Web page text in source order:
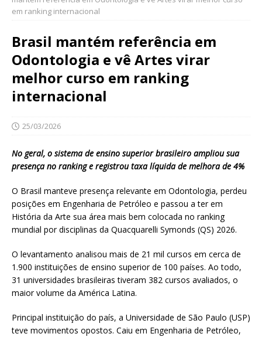
em ranking internacional
Brasil mantém referência em
Odontologia e vê Artes virar
melhor curso em ranking
internacional
25/03/2026
No geral, o sistema de ensino superior brasileiro ampliou sua
presença no ranking e registrou taxa líquida de melhora de 4%
O Brasil manteve presença relevante em Odontologia, perdeu
posições em Engenharia de Petróleo e passou a ter em
História da Arte sua área mais bem colocada no ranking
mundial por disciplinas da Quacquarelli Symonds (QS) 2026.
O levantamento analisou mais de 21 mil cursos em cerca de
1.900 instituições de ensino superior de 100 países. Ao todo,
31 universidades brasileiras tiveram 382 cursos avaliados, o
maior volume da América Latina.
Principal instituição do país, a Universidade de São Paulo (USP)
teve movimentos opostos. Caiu em Engenharia de Petróleo,